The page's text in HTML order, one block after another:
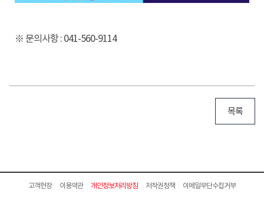
※ 문의사항 : 041-560-9114
목록
고객헌장 이용약관 개인정보처리방침 저작권정책 이메일무단수집거부